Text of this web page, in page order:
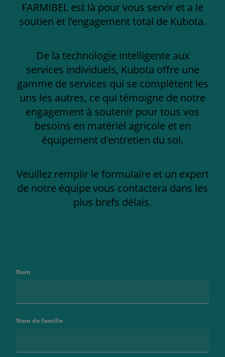
FARMIBEL est là pour vous servir et a le
soutien et l'engagement total de Kubota.
De la technologie intelligente aux
services individuels, Kubota offre une
gamme de services qui se complètent les
uns les autres, ce qui témoigne de notre
engagement à soutenir pour tous vos
besoins en matériel agricole et en
équipement d'entretien du sol.
Veuillez remplir le formulaire et un expert
de notre équipe vous contactera dans les
plus brefs délais.
Nom
Nom de famille